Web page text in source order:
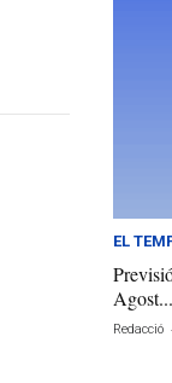
EL
Agost...
Redacció